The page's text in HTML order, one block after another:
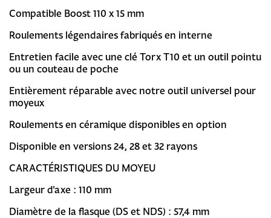
Compatible Boost 110 x 15 mm
Roulements légendaires fabriqués en interne
Entretien facile avec une clé Torx T10 et un outil pointu
ou un couteau de poche
Entièrement réparable avec notre outil universel pour
moyeux
Roulements en céramique disponibles en option
Disponible en versions 24, 28 et 32 ​​rayons
CARACTÉRISTIQUES DU MOYEU
Largeur d'axe : 110 mm
Diamètre de la flasque (DS et NDS) : 57,4 mm